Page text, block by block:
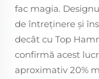
fac magia.
de întreţinere şi
decât cu Top
confirmă acest
aproximativ 20%